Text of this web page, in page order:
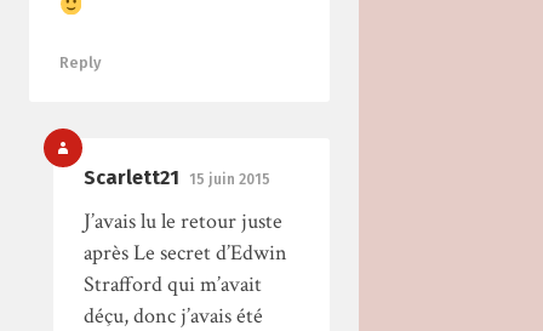
Reply
Scarlett21 15 juin 2015
J’avais lu le retour juste
après Le secret d’Edwin
Strafford qui m’avait
déçu, donc j’avais été